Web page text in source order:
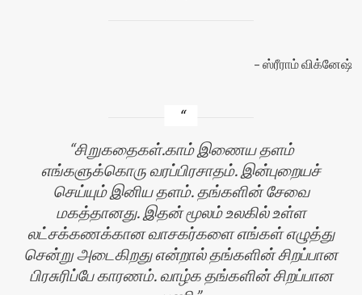
ஸ்ரீராம் விக்னேஷ்
சிறுகதைகள்.காம் இணைய தளம்
எங்களுக்கொரு வரப்பிரசாதம். இன்புறையச்
செய்யும் இனிய தளம். தங்களின் சேவை
மகத்தானது. இதன் மூலம் உலகில் உள்ள
லட்சக்கணக்கான வாசகர்களை எங்கள் எழுத்து
சென்று அடைகிறது என்றால் தங்களின் சிறப்பான
பிரசுரிப்பே காரணம். வாழ்க தங்களின் சிறப்பான